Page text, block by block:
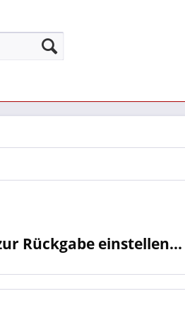
Rückgabe einstellen...